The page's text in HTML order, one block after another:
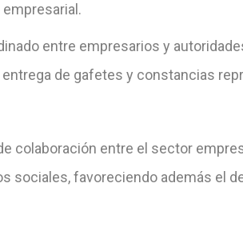
entre empresarios y
de gafetes y constancias
colaboración entre el sector
favoreciendo además el